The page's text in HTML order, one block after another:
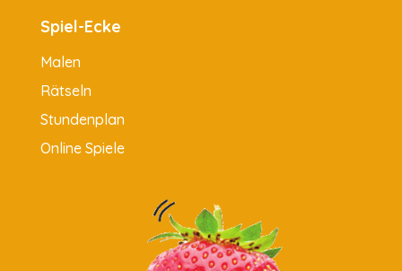
Spiel-Ecke
Malen
Rätseln
Stundenplan
Online Spiele